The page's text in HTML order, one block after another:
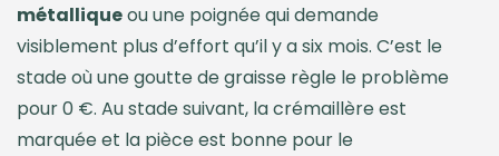
métalliqueou une poignée qui demande
visiblement plus d’effort qu’il y a six mois. C’est le
stade où une goutte de graisse règle le problème
pour 0 €. Au stade suivant, la crémaillère est
marquée et la pièce est bonne pour le